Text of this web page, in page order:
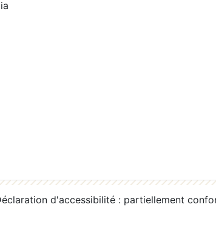
d'accessibilité : partiellement